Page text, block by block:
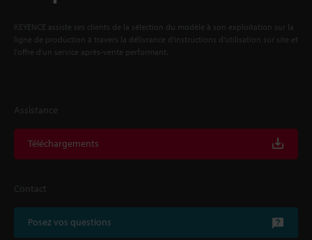
KEYENCE assiste ses clients de la sélection du modèle à son exploitation sur la
ligne de production à travers la délivrance d'instructions d'utilisation sur site et
l'offre d'un service après-vente performant.
Assistance
Téléchargements
Contact
Posez vos questions